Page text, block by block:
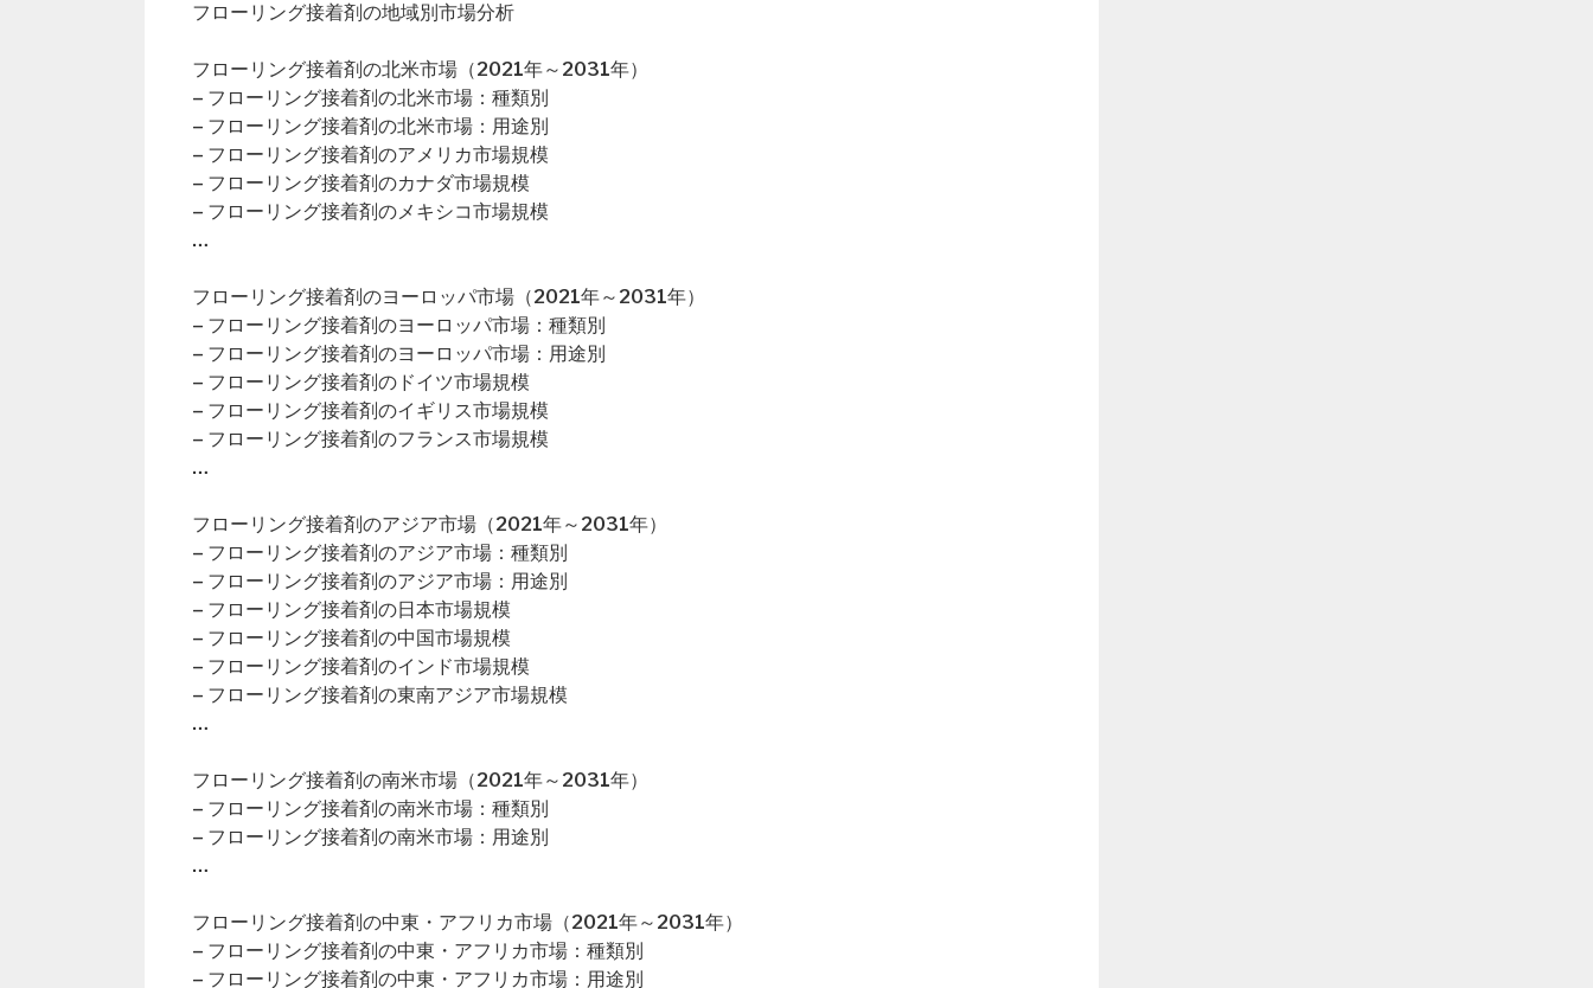
フローリング接着剤の地域別市場分析
フローリング接着剤の北米市場（2021年～2031年）
– フローリング接着剤の北米市場：種類別
– フローリング接着剤の北米市場：用途別
– フローリング接着剤のアメリカ市場規模
– フローリング接着剤のカナダ市場規模
– フローリング接着剤のメキシコ市場規模
…
フローリング接着剤のヨーロッパ市場（2021年～2031年）
– フローリング接着剤のヨーロッパ市場：種類別
– フローリング接着剤のヨーロッパ市場：用途別
– フローリング接着剤のドイツ市場規模
– フローリング接着剤のイギリス市場規模
– フローリング接着剤のフランス市場規模
…
フローリング接着剤のアジア市場（2021年～2031年）
– フローリング接着剤のアジア市場：種類別
– フローリング接着剤のアジア市場：用途別
– フローリング接着剤の日本市場規模
– フローリング接着剤の中国市場規模
– フローリング接着剤のインド市場規模
– フローリング接着剤の東南アジア市場規模
…
フローリング接着剤の南米市場（2021年～2031年）
– フローリング接着剤の南米市場：種類別
– フローリング接着剤の南米市場：用途別
…
フローリング接着剤の中東・アフリカ市場（2021年～2031年）
– フローリング接着剤の中東・アフリカ市場：種類別
– フローリング接着剤の中東・アフリカ市場：用途別